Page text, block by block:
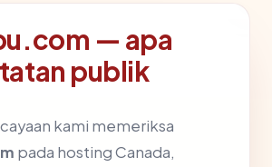
— apa
publik
kami memeriksa
pada hosting Canada,